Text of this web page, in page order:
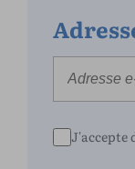
J'accepte